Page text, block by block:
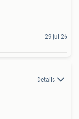
29 jul 26
Details